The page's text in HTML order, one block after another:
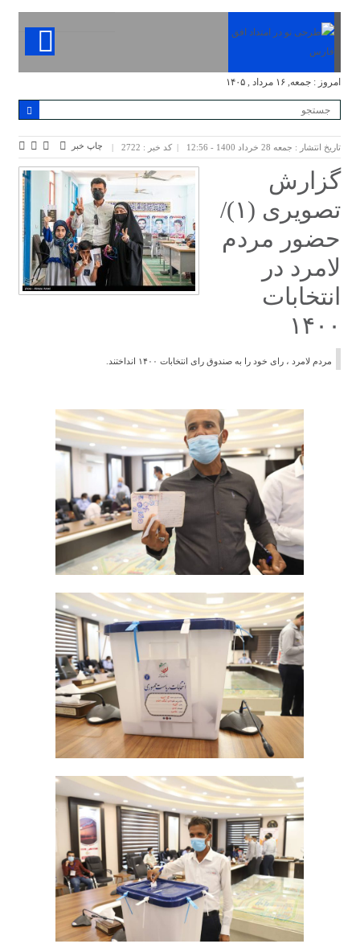
امروز : جمعه, ۱۶ مرداد , ۱۴۰۵
تاریخ انتشار : جمعه 28 خرداد 1400 - 12:56 کد خبر : 2722 چاپ خبر
گزارش
تصویری (۱)/
حضور مردم
لامرد در
انتخابات
۱۴۰۰
مردم لامرد ، رای خود را به صندوق رای انتخابات ۱۴۰۰ انداختند.